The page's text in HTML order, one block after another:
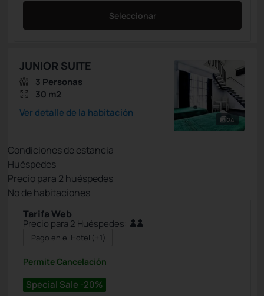
Seleccionar
24
JUNIOR SUITE
3 Personas
30 m2
Ver detalle de la habitación
Condiciones de estancia
Huéspedes
Precio para 2 huéspedes
Nº de habitaciones
Tarifa Web
Precio para 2 Huéspedes:
Pago en el Hotel (+1)
Special Sale -20%
Permite Cancelación